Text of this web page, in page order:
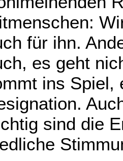
für ihn.
es geht
ins Spiel,
sind die